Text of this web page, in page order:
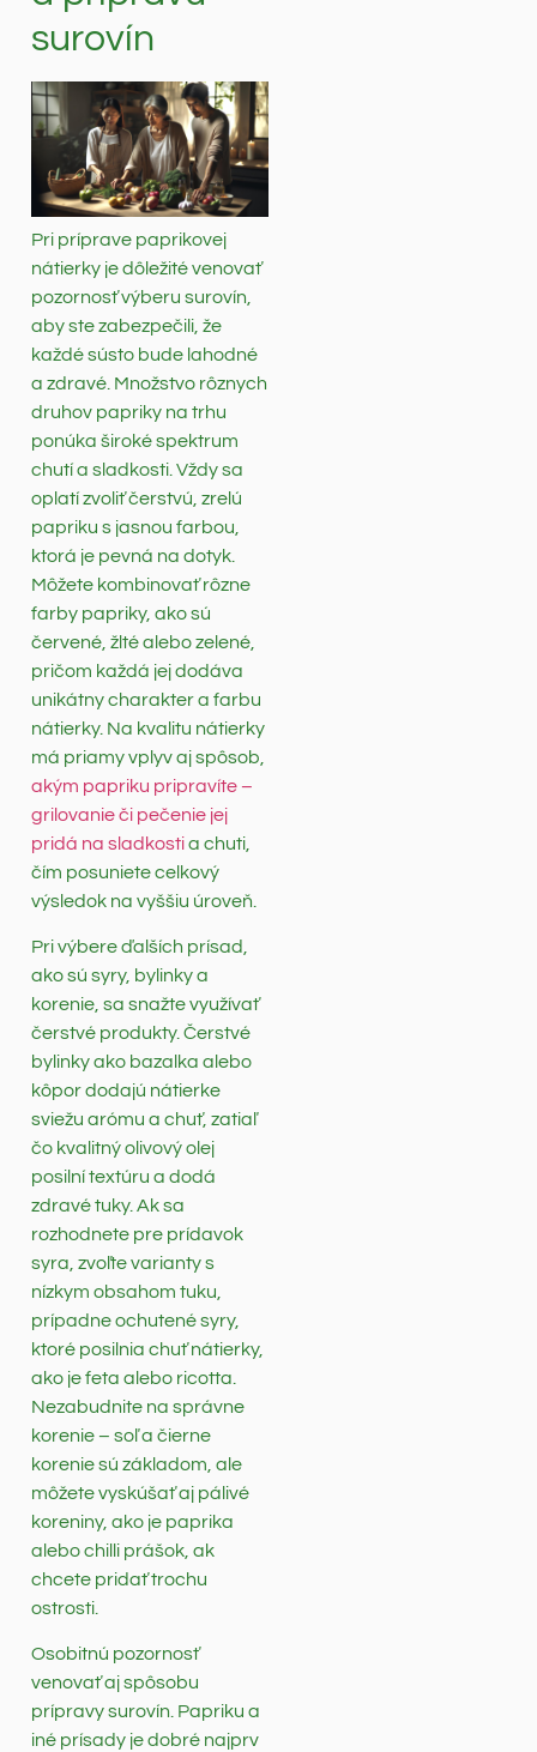
surovín
Pri príprave paprikovej
nátierky je dôležité venovať
pozornosť výberu surovín,
aby ste zabezpečili, že
každé sústo bude lahodné
a zdravé. Množstvo rôznych
druhov papriky na trhu
ponúka široké spektrum
chutí a sladkosti. Vždy sa
oplatí zvoliť čerstvú, zrelú
papriku s jasnou farbou,
ktorá je pevná na dotyk.
Môžete kombinovať rôzne
farby papriky, ako sú
červené, žlté alebo zelené,
pričom každá jej dodáva
unikátny charakter a farbu
nátierky. Na kvalitu nátierky
má priamy vplyv aj spôsob,
akým papriku pripravíte –
grilovanie či pečenie jej
pridá na sladkostia chuti,
čím posuniete celkový
výsledok na vyššiu úroveň.
Pri výbere ďalších prísad,
ako sú syry, bylinky a
korenie, sa snažte využívať
čerstvé produkty. Čerstvé
bylinky ako bazalka alebo
kôpor dodajú nátierke
sviežu arómu a chuť, zatiaľ
čo kvalitný olivový olej
posilní textúru a dodá
zdravé tuky. Ak sa
rozhodnete pre prídavok
syra, zvoľte varianty s
nízkym obsahom tuku,
prípadne ochutené syry,
ktoré posilnia chuť nátierky,
ako je feta alebo ricotta.
Nezabudnite na správne
korenie – soľ a čierne
korenie sú základom, ale
môžete vyskúšať aj pálivé
koreniny, ako je paprika
alebo chilli prášok, ak
chcete pridať trochu
ostrosti.
Osobitnú pozornosť
venovať aj spôsobu
prípravy surovín. Papriku a
iné prísady je dobré najprv